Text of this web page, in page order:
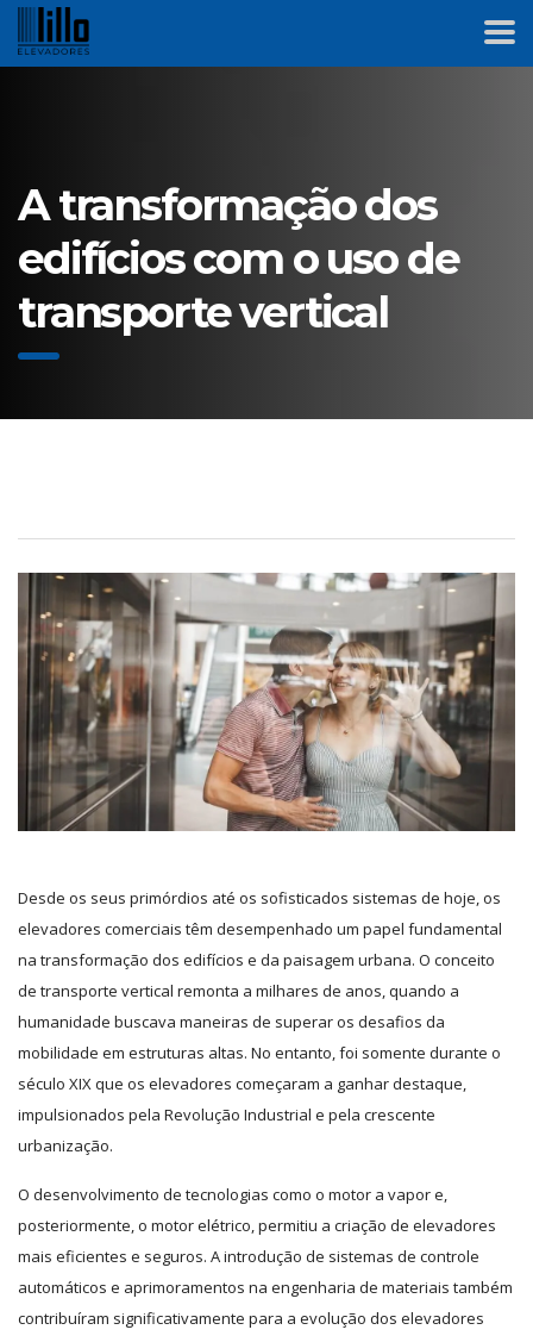
A transformação dos
edifícios com o uso de
transporte vertical
Desde os seus primórdios até os sofisticados sistemas de hoje, os
elevadores comerciais têm desempenhado um papel fundamental
na transformação dos edifícios e da paisagem urbana. O conceito
de transporte vertical remonta a milhares de anos, quando a
humanidade buscava maneiras de superar os desafios da
mobilidade em estruturas altas. No entanto, foi somente durante o
século XIX que os elevadores começaram a ganhar destaque,
impulsionados pela Revolução Industrial e pela crescente
urbanização.
O desenvolvimento de tecnologias como o motor a vapor e,
posteriormente, o motor elétrico, permitiu a criação de elevadores
mais eficientes e seguros. A introdução de sistemas de controle
automáticos e aprimoramentos na engenharia de materiais também
contribuíram significativamente para a evolução dos elevadores